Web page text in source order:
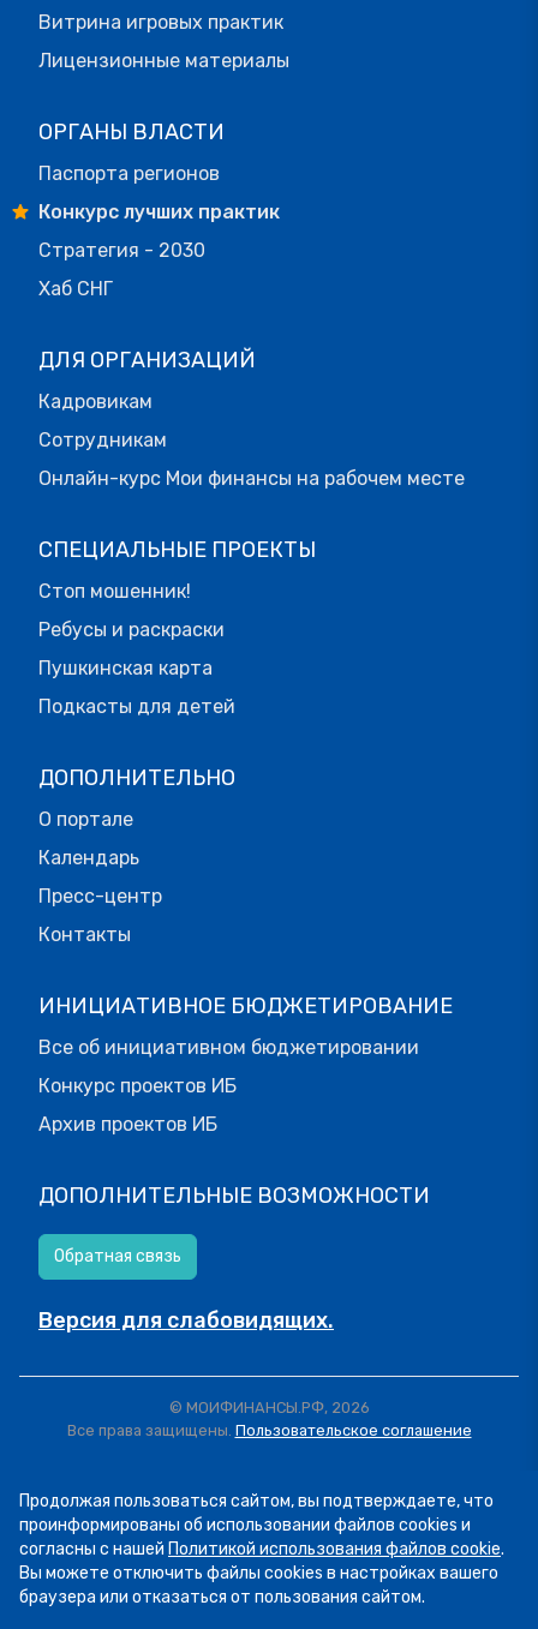
Витрина игровых практик
Лицензионные материалы
ОРГАНЫ ВЛАСТИ
Паспорта регионов
Конкурс лучших практик
Стратегия - 2030
Хаб СНГ
ДЛЯ ОРГАНИЗАЦИЙ
Кадровикам
Сотрудникам
Онлайн-курс Мои финансы на рабочем месте
СПЕЦИАЛЬНЫЕ ПРОЕКТЫ
Стоп мошенник!
Ребусы и раскраски
Пушкинская карта
Подкасты для детей
ДОПОЛНИТЕЛЬНО
О портале
Календарь
Пресс-центр
Контакты
ИНИЦИАТИВНОЕ БЮДЖЕТИРОВАНИЕ
Все об инициативном бюджетировании
Конкурс проектов ИБ
Архив проектов ИБ
ДОПОЛНИТЕЛЬНЫЕ ВОЗМОЖНОСТИ
Обратная связь
Версия для слабовидящих.
© МОИФИНАНСЫ.РФ, 2026
Все права защищены. Пользовательское соглашение
Продолжая пользоваться сайтом, вы подтверждаете, что
проинформированы об использовании файлов cookies и
согласны с нашей Политикой использования файлов cookie.
Вы можете отключить файлы cookies в настройках вашего
браузера или отказаться от пользования сайтом.